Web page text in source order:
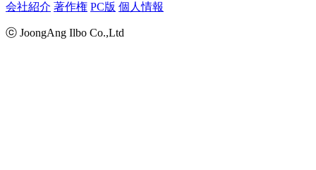
会社紹介 著作権 PC版 個人情報
ⓒ JoongAng Ilbo Co.,Ltd